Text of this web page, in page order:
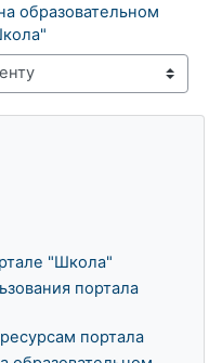
образовательном
"Школа"
портала
портала